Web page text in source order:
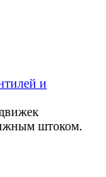
и
штоком.